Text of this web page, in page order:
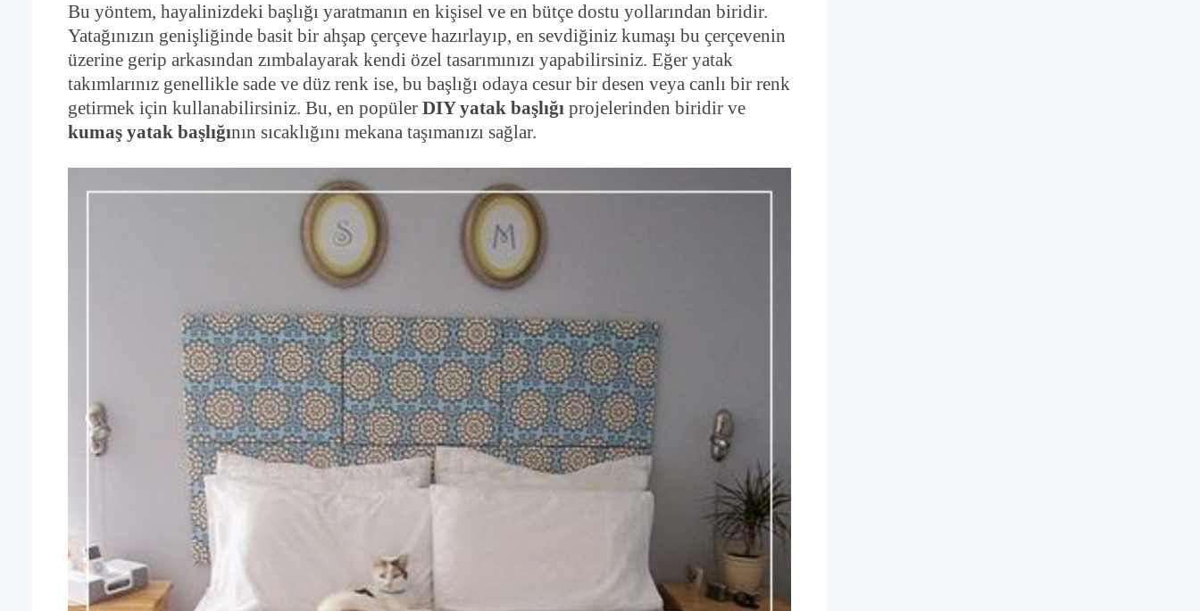
Bu yöntem, hayalinizdeki başlığı yaratmanın en kişisel ve en bütçe dostu yollarından biridir.
Yatağınızın genişliğinde basit bir ahşap çerçeve hazırlayıp, en sevdiğiniz kumaşı bu çerçevenin
üzerine gerip arkasından zımbalayarak kendi özel tasarımınızı yapabilirsiniz. Eğer yatak
takımlarınız genellikle sade ve düz renk ise, bu başlığı odaya cesur bir desen veya canlı bir renk
getirmek için kullanabilirsiniz. Bu, en popüler DIY yatak başlığı projelerinden biridir ve
kumaş yatak başlığının sıcaklığını mekana taşımanızı sağlar.